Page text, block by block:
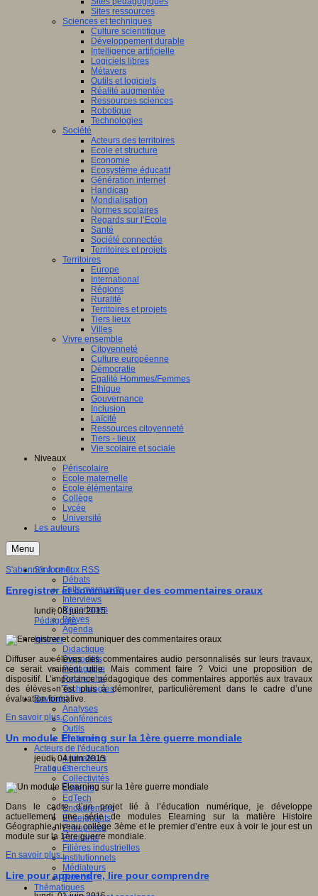
Sites ressources
Sciences et techniques
Culture scientifique
Développement durable
Intelligence artificielle
Logiciels libres
Métavers
Outils et logiciels
Réalité augmentée
Ressources sciences
Robotique
Technologies
Société
Acteurs des territoires
Ecole et structure
Economie
Ecosystème éducatif
Génération internet
Handicap
Mondialisation
Normes scolaires
Regards sur l’Ecole
Santé
Société connectée
Territoires et projets
Territoires
Europe
International
Régions
Ruralité
Territoires et projets
Tiers lieux
Villes
Vivre ensemble
Citoyenneté
Culture européenne
Démocratie
Egalité Hommes/Femmes
Ethique
Gouvernance
Inclusion
Laïcité
Ressources citoyenneté
Tiers - lieux
Vie scolaire et sociale
Niveaux
Périscolaire
Ecole maternelle
Ecole élémentaire
Collège
Lycée
Université
Les auteurs
Menu
S'informer
Débats
Faits marquants
Interviews
Reportages
Brèves
Agenda
Innover
Didactique
Dispositifs
Pédagogie
Recherche
Technologies
Savoir(s)
Analyses
Conférences
Outils
Pratiques
Acteurs de l'éducation
Animateurs
Chercheurs
Collectivités
Editeurs
EdTech
Encadrement
Enseignants
Entreprises
Etudiants
Filières industrielles
Institutionnels
Médiateurs
Parents
Thématiques
S'abonner à ce flux RSS
Enregistrer et communiquer des commentaires oraux
lundi, 08 juin 2015
Pédagogie
Diffuser aux élèves des commentaires audio personnalisés sur leurs travaux,
ce serait vraiment utile. Mais comment faire ? Voici une proposition de
dispositif. L’importance pédagogique des commentaires apportés aux travaux
des élèves n’est plus à démontrer, particulièrement dans le cadre d’une
évaluation formative.
En savoir plus...
Un module Elearning sur la 1ère guerre mondiale
jeudi, 04 juin 2015
Pratiques
Dans le cadre d’un projet lié à l’éducation numérique, je développe
actuellement une série de modules Elearning sur la matière Histoire
Géographie niveau collège 3ème et le premier d’entre eux à voir le jour est un
module sur la 1ère guerre mondiale.
En savoir plus...
Lire pour apprendre, lire pour comprendre